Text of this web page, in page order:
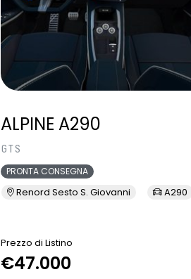
ALPINE A290
GTS
PRONTA CONSEGNA
Renord Sesto S. Giovanni A290
Prezzo di Listino
€47.000